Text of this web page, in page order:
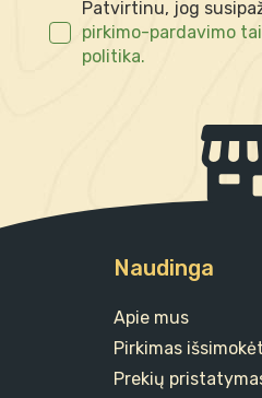
Patvirtinu, jog
pirkimo-pardavimo
politika.
Naudinga
Apie mus
Pirkimas
Prekių